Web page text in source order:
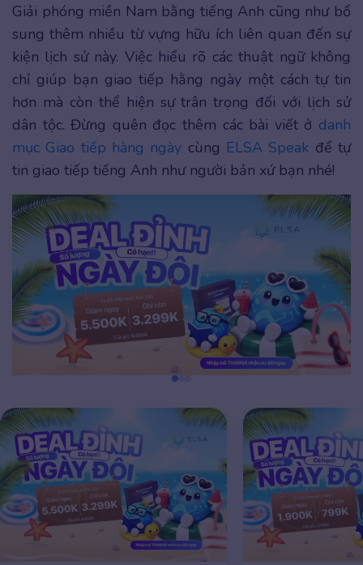
Giải phóng miền Nam bằng tiếng Anh cũng như bổ
sung thêm nhiều từ vựng hữu ích liên quan đến sự
kiện lịch sử này. Việc hiểu rõ các thuật ngữ không
chỉ giúp bạn giao tiếp hằng ngày một cách tự tin
hơn mà còn thể hiện sự trân trọng đối với lịch sử
dân tộc. Đừng quên đọc thêm các bài viết ở danh
mục Giao tiếp hàng ngày cùng ELSA Speak để tự
tin giao tiếp tiếng Anh như người bản xứ bạn nhé!